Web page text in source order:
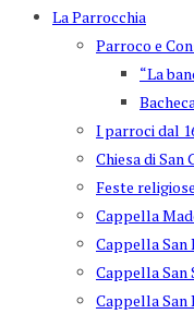
La Parrocchia
Parroco e
“La
I parroci dal
Chiesa di San
Feste
Cappella
Cappella San
Cappella San
Cappella San